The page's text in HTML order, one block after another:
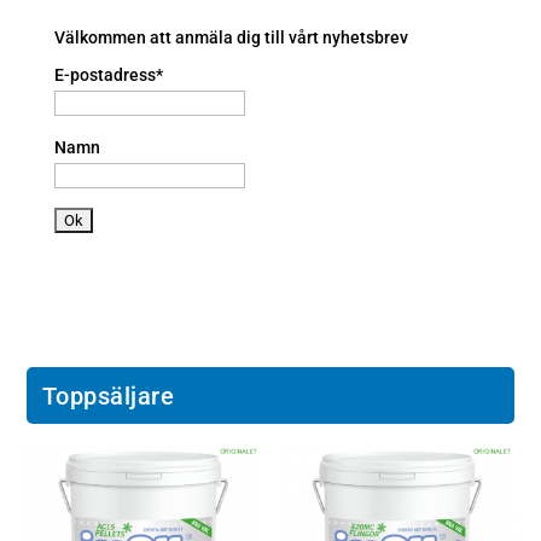
n
a
dr
oi
ic
o
n
Välkommen att anmäla dig till vårt nyhetsbrev
E-postadress*
Namn
Toppsäljare